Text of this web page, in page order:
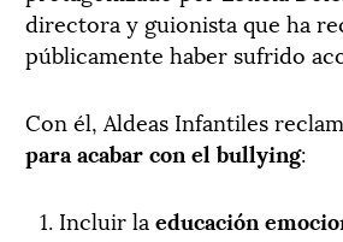
directora y guionista que ha
públicamente haber sufrido
Con él, Aldeas Infantiles
para acabar con el bullying:
Incluir laeducación